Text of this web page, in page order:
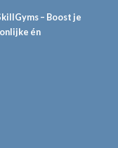
– Boost je
én